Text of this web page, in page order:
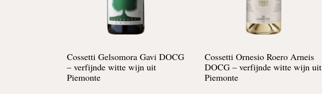
Cossetti Gelsomora Gavi DOCG
– verfijnde witte wijn uit
Piemonte
Cossetti Ornesio Roero Arneis
DOCG –verfijnde witte wijn uit
Piemonte